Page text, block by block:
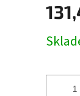
cena: